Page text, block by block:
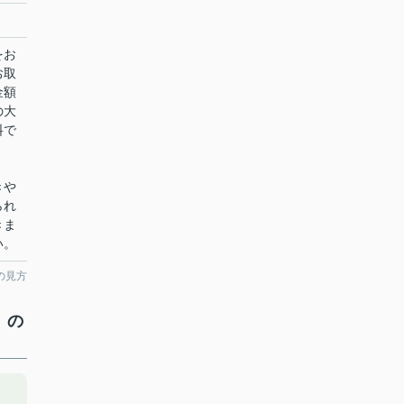
お
額
大
で
や
れ
見方
の